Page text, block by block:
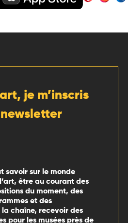
je m’inscris
savoir sur le monde
être au courant des
du moment, des
et des
chaîne, recevoir des
pour les musées près de